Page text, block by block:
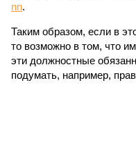
nn.
Таким образом, если в
то возможно в том, что
эти должностные
подумать, например,